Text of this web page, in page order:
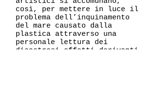
così, per mettere in luce il
problema dell’inquinamento
del mare causato dalla
plastica attraverso una
personale lettura dei
disastrosi effetti derivanti